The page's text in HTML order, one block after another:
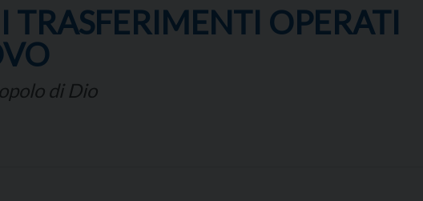
TRASFERIMENTI OPERATI
di Dio